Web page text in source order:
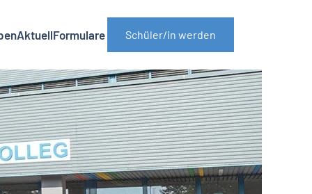
AktuellFormulare Schüler/in werden